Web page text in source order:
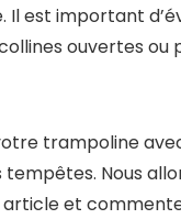
est important
ouvertes
trampoline
Nous
et